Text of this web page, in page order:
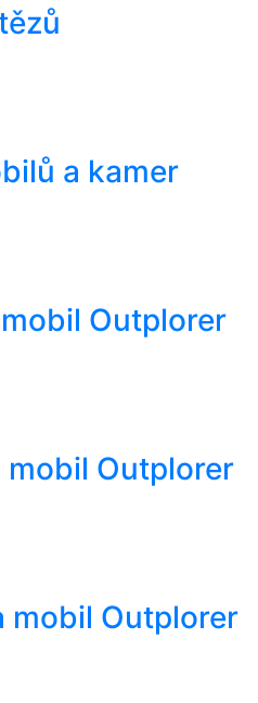
a kamer
Outplorer
mobil Outplorer
mobil Outplorer